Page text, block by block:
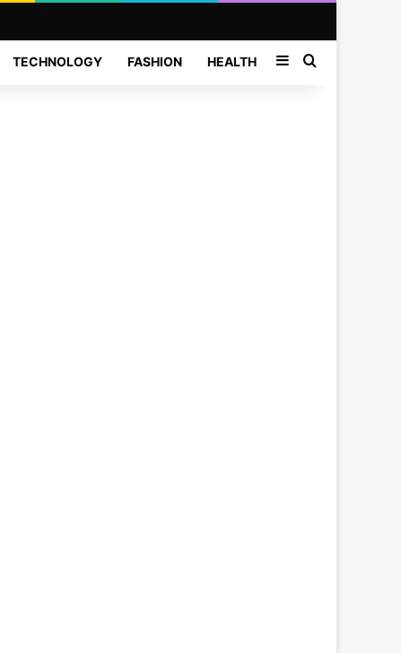
TECHNOLOGY FASHION HEALTH SidebarSearch for